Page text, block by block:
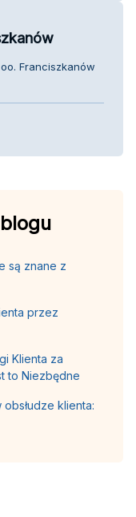
Franciszkanów
są znane z
przez
Klienta za
to Niezbędne
klienta: